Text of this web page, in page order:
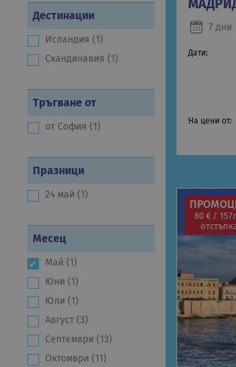
Дестинации
Исландия (1)
Скандинавия (1)
Тръгване от
от София (1)
Празници
24 май (1)
Месец
Май (1)
Юни (1)
Юли (1)
Август (3)
Септември (13)
Октомври (11)
7 дни
Дати:
На цени от:
80 € /